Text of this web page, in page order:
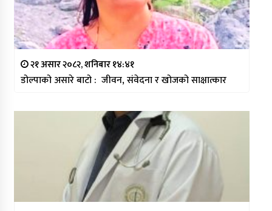
२१ असार २०८२, शनिबार १४:४१
डोल्पाको असारे बाटो : जीवन, संवेदना र खोजको साक्षात्कार